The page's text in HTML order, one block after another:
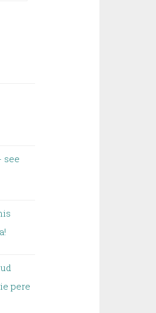
see
pere